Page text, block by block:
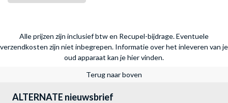
Alle prijzen zijn inclusief btw en Recupel-bijdrage. Eventuele
verzendkosten zijn niet inbegrepen. Informatie over het inleveren van je
oud apparaat kan je hier vinden.
Terug naar boven
ALTERNATE nieuwsbrief